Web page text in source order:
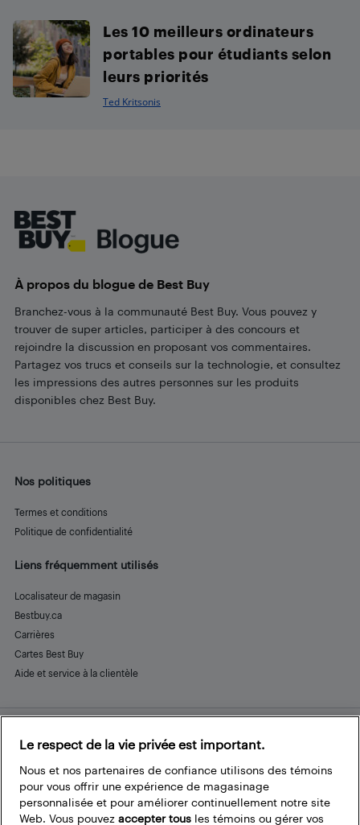
Les 10 meilleurs ordinateurs
portables pour étudiants selon
leurs priorités
Ted Kritsonis
À propos du blogue de Best Buy
Branchez-vous à la communauté Best Buy. Vous pouvez y
trouver de super articles, participer à des concours et
rejoindre la discussion en proposant vos commentaires.
Partagez vos trucs et conseils sur la technologie, et consultez
les impressions des autres personnes sur les produits
disponibles chez Best Buy.
Nos politiques
Termes et conditions
Politique de confidentialité
Liens fréquemment utilisés
Localisateur de magasin
Bestbuy.ca
Carrières
Cartes Best Buy
Aide et service à la clientèle
Restez connecté
FacebookInstagram
PinterestLinkedInYouTube
Le respect de la vie privée est important.
Nous et nos partenaires de confiance utilisons des témoins
pour vous offrir une expérience de magasinage
personnalisée et pour améliorer continuellement notre site
Web. Vous pouvez accepter tous les témoins ou gérer vos